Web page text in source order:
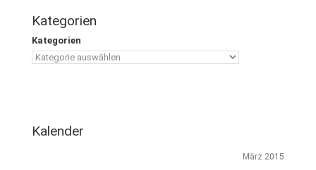
Kategorien
Kategorien
Kalender
März 2015